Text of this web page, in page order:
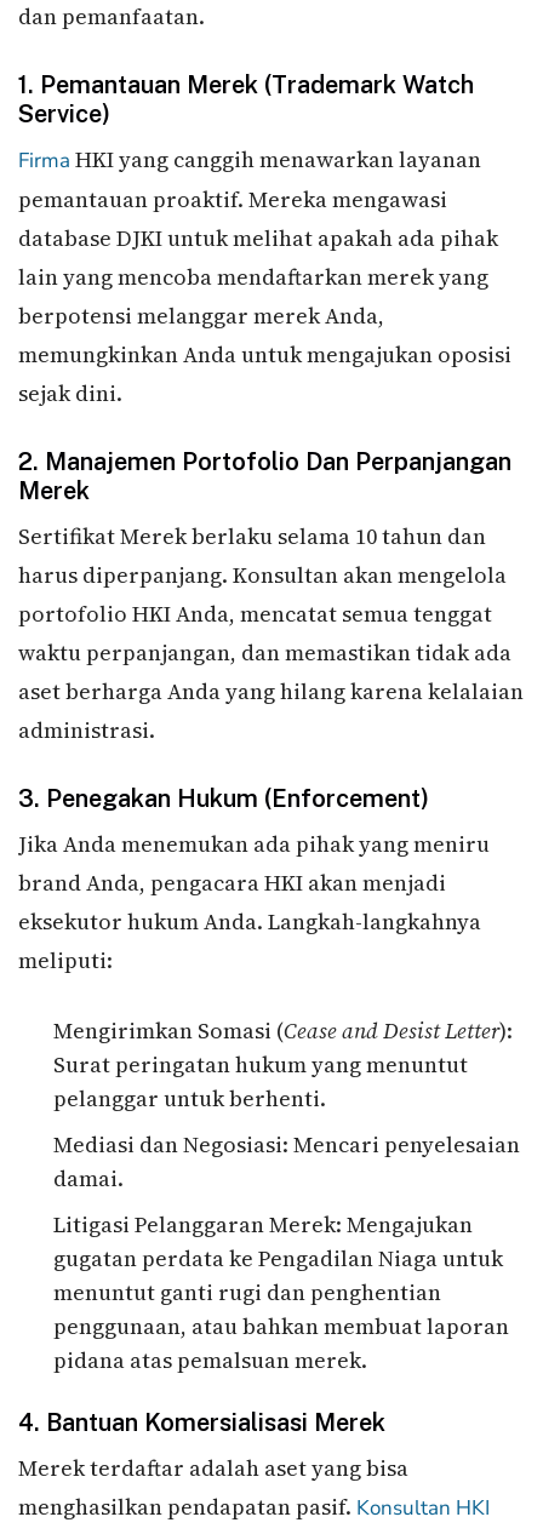
dan pemanfaatan.
1. Pemantauan Merek (Trademark Watch
Service)
Firma HKI yang canggih menawarkan layanan
pemantauan proaktif. Mereka mengawasi
database DJKI untuk melihat apakah ada pihak
lain yang mencoba mendaftarkan merek yang
berpotensi melanggar merek Anda,
memungkinkan Anda untuk mengajukan oposisi
sejak dini.
2. Manajemen Portofolio Dan Perpanjangan
Merek
Sertifikat Merek berlaku selama 10 tahun dan
harus diperpanjang. Konsultan akan mengelola
portofolio HKI Anda, mencatat semua tenggat
waktu perpanjangan, dan memastikan tidak ada
aset berharga Anda yang hilang karena kelalaian
administrasi.
3. Penegakan Hukum (Enforcement)
Jika Anda menemukan ada pihak yang meniru
brand Anda, pengacara HKI akan menjadi
eksekutor hukum Anda. Langkah-langkahnya
meliputi:
Mengirimkan Somasi (Cease and Desist Letter):
Surat peringatan hukum yang menuntut
pelanggar untuk berhenti.
Mediasi dan Negosiasi: Mencari penyelesaian
damai.
Litigasi Pelanggaran Merek: Mengajukan
gugatan perdata ke Pengadilan Niaga untuk
menuntut ganti rugi dan penghentian
penggunaan, atau bahkan membuat laporan
pidana atas pemalsuan merek.
4. Bantuan Komersialisasi Merek
Merek terdaftar adalah aset yang bisa
menghasilkan pendapatan pasif. Konsultan HKI